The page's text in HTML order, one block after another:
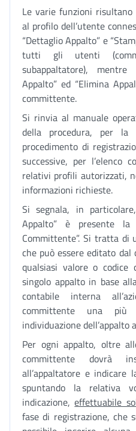
Le varie funzioni
al profilo dell’utente
“Dettaglio Appalto” e
tutti gli utenti
subappaltatore),
Appalto” ed “Elimina
committente.
Si rinvia al manuale
della procedura, per la
procedimento di
successive, per l’elenco
relativi profili autorizzati,
informazioni richieste.
Si segnala, in
Appalto” è presente la
Committente”. Si tratta di
che può essere editato
qualsiasi valore o
singolo appalto in base
contabile interna
committente una più
individuazione dell’appalto
Per ogni appalto, oltre
committente dovrà
all’appaltatore e indicare
spuntando la relativa
indicazione,effettuabile
fase di registrazione, che